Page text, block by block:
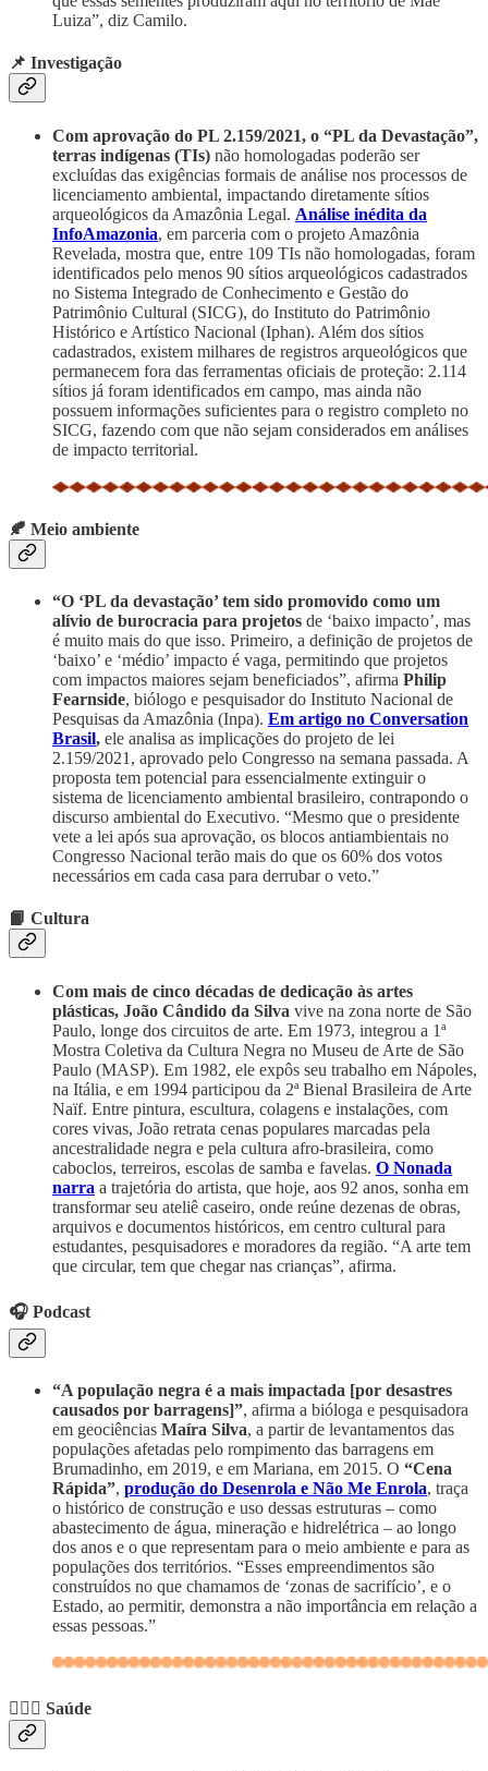
Luiza”, diz Camilo.
📌 Investigação
Com aprovação do PL 2.159/2021, o “PL da Devastação”,
terras indígenas (TIs) não homologadas poderão ser
excluídas das exigências formais de análise nos processos de
licenciamento ambiental, impactando diretamente sítios
arqueológicos da Amazônia Legal. Análise inédita da
InfoAmazonia, em parceria com o projeto Amazônia
Revelada, mostra que, entre 109 TIs não homologadas, foram
identificados pelo menos 90 sítios arqueológicos cadastrados
no Sistema Integrado de Conhecimento e Gestão do
Patrimônio Cultural (SICG), do Instituto do Patrimônio
Histórico e Artístico Nacional (Iphan). Além dos sítios
cadastrados, existem milhares de registros arqueológicos que
permanecem fora das ferramentas oficiais de proteção: 2.114
sítios já foram identificados em campo, mas ainda não
possuem informações suficientes para o registro completo no
SICG, fazendo com que não sejam considerados em análises
de impacto territorial.
🍂 Meio ambiente
“O ‘PL da devastação’ tem sido promovido como um
alívio de burocracia para projetos de ‘baixo impacto’, mas
é muito mais do que isso. Primeiro, a definição de projetos de
‘baixo’ e ‘médio’ impacto é vaga, permitindo que projetos
com impactos maiores sejam beneficiados”, afirma Philip
Fearnside, biólogo e pesquisador do Instituto Nacional de
Pesquisas da Amazônia (Inpa). Em artigo no Conversation
Brasil, ele analisa as implicações do projeto de lei
2.159/2021, aprovado pelo Congresso na semana passada. A
proposta tem potencial para essencialmente extinguir o
sistema de licenciamento ambiental brasileiro, contrapondo o
discurso ambiental do Executivo. “Mesmo que o presidente
vete a lei após sua aprovação, os blocos antiambientais no
Congresso Nacional terão mais do que os 60% dos votos
necessários em cada casa para derrubar o veto.”
📙 Cultura
Com mais de cinco décadas de dedicação às artes
plásticas, João Cândido da Silva vive na zona norte de São
Paulo, longe dos circuitos de arte. Em 1973, integrou a 1ª
Mostra Coletiva da Cultura Negra no Museu de Arte de São
Paulo (MASP). Em 1982, ele expôs seu trabalho em Nápoles,
na Itália, e em 1994 participou da 2ª Bienal Brasileira de Arte
Naïf. Entre pintura, escultura, colagens e instalações, com
cores vivas, João retrata cenas populares marcadas pela
ancestralidade negra e pela cultura afro-brasileira, como
caboclos, terreiros, escolas de samba e favelas. O Nonada
narra a trajetória do artista, que hoje, aos 92 anos, sonha em
transformar seu ateliê caseiro, onde reúne dezenas de obras,
arquivos e documentos históricos, em centro cultural para
estudantes, pesquisadores e moradores da região. “A arte tem
que circular, tem que chegar nas crianças”, afirma.
🎧 Podcast
“A população negra é a mais impactada [por desastres
causados por barragens]”, afirma a bióloga e pesquisadora
em geociências Maíra Silva, a partir de levantamentos das
populações afetadas pelo rompimento das barragens em
Brumadinho, em 2019, e em Mariana, em 2015. O “Cena
Rápida”, produção do Desenrola e Não Me Enrola, traça
o histórico de construção e uso dessas estruturas – como
abastecimento de água, mineração e hidrelétrica – ao longo
dos anos e o que representam para o meio ambiente e para as
populações dos territórios. “Esses empreendimentos são
construídos no que chamamos de ‘zonas de sacrifício’, e o
Estado, ao permitir, demonstra a não importância em relação a
essas pessoas.”
👩🏾‍⚕️ Saúde